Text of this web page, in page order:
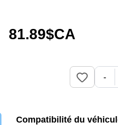
81.89$CA
-
Compatibilité du